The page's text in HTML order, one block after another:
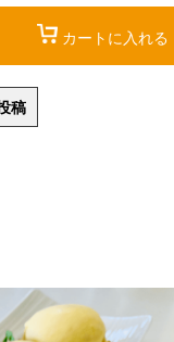
カートに入れる
稿